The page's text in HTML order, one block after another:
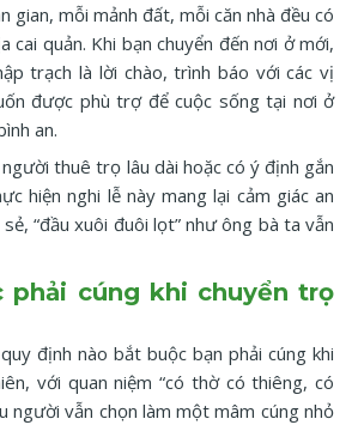
gian, mỗi mảnh đất, mỗi căn nhà đều có
cai quản. Khi bạn chuyển đến nơi ở mới,
trạch là lời chào, trình báo với các vị
được phù trợ để cuộc sống tại nơi ở
an.
thuê trọ lâu dài hoặc có ý định gắn
hiện nghi lễ này mang lại cảm giác an
“đầu xuôi đuôi lọt” như ông bà ta vẫn
phải cúng khi chuyển trọ
định nào bắt buộc bạn phải cúng khi
với quan niệm “có thờ có thiêng, có
người vẫn chọn làm một mâm cúng nhỏ